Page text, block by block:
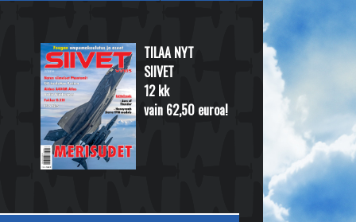
TILAA NYT
SIIVET
12 kk
vain 62,50 euroa!